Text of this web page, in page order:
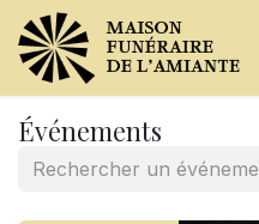
Événements